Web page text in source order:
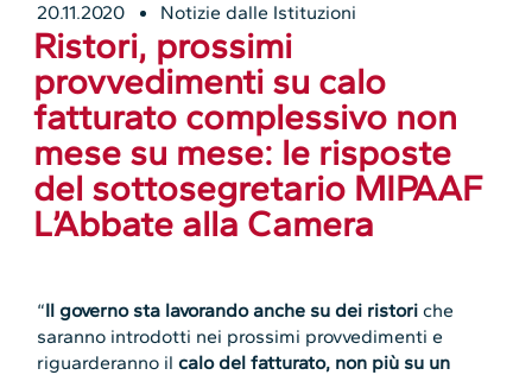
20.11.2020 Notizie dalle Istituzioni
Ristori, prossimi
provvedimenti su calo
fatturato complessivo non
mese su mese: le risposte
del sottosegretario MIPAAF
L’Abbate alla Camera
“Il governo sta lavorando anche su dei ristori che
saranno introdotti nei prossimi provvedimenti e
riguarderanno ilcalo del fatturato, non più su un